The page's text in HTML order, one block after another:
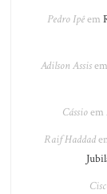
Pedro Ipêem
Adilson Assisem
Cássioem
Raif Haddad